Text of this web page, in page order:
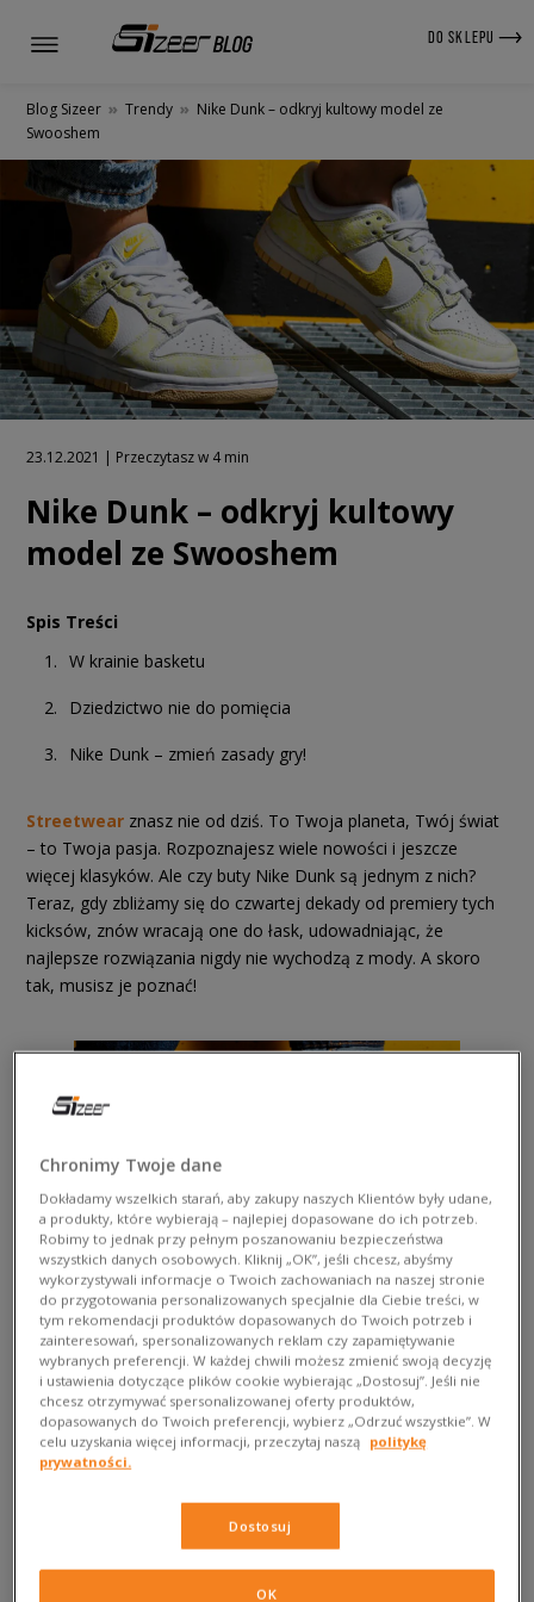
DO SKLEPU
Blog Sizeer » Trendy » Nike Dunk – odkryj kultowy model ze
Swooshem
23.12.2021 | Przeczytasz w 4 min
Nike Dunk – odkryj kultowy
model ze Swooshem
Spis Treści
W krainie basketu
Dziedzictwo nie do pomięcia
Nike Dunk – zmień zasady gry!
Streetwear znasz nie od dziś. To Twoja planeta, Twój świat
– to Twoja pasja. Rozpoznajesz wiele nowości i jeszcze
więcej klasyków. Ale czy buty Nike Dunk są jednym z nich?
Teraz, gdy zbliżamy się do czwartej dekady od premiery tych
kicksów, znów wracają one do łask, udowadniając, że
najlepsze rozwiązania nigdy nie wychodzą z mody. A skoro
tak, musisz je poznać!
W krainie basketu
W streetwearze od zawsze królowały sportowe inspiracje.
Różne dziedziny przyciągały naszą uwagę, ale nie da się ukryć,
że właśnie koszykówka najlepiej oddaje miejski klimat. Być
może to sprawiło, że Nike Dunk tak szybko się przyjęły – i
wywołały taką rewolucję, choć początkowo nie w świecie
interesowało się rozgrywkami, oglądało je i przeżywało, a
uczniowie kibicowali kolegom na boisku. Był to czas pasji i
przywiązania do tego, co dla nas ważne, a trendy i prądy
Chronimy Twoje dane
Dokładamy wszelkich starań, aby zakupy naszych Klientów były udane,
a produkty, które wybierają – najlepiej dopasowane do ich potrzeb.
Robimy to jednak przy pełnym poszanowaniu bezpieczeństwa
wszystkich danych osobowych. Kliknij „OK”, jeśli chcesz, abyśmy
wykorzystywali informacje o Twoich zachowaniach na naszej stronie
do przygotowania personalizowanych specjalnie dla Ciebie treści, w
tym rekomendacji produktów dopasowanych do Twoich potrzeb i
zainteresowań, spersonalizowanych reklam czy zapamiętywanie
wybranych preferencji. W każdej chwili możesz zmienić swoją decyzję
i ustawienia dotyczące plików cookie wybierając „Dostosuj”. Jeśli nie
chcesz otrzymywać spersonalizowanej oferty produktów,
dopasowanych do Twoich preferencji, wybierz „Odrzuć wszystkie”. W
celu uzyskania więcej informacji, przeczytaj naszą politykę
prywatności.
Dostosuj
OK